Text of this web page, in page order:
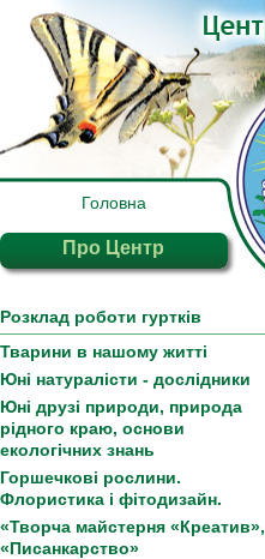
Головна
Про Центр
Розклад роботи гуртків
Тварини в нашому житті
Юні натуралісти - дослідники
Юні друзі природи, природа
рідного краю, основи
екологічних знань
Горшечкові рослини.
Флористика і фітодизайн.
«Творча майстерня «Креатив»,
«Писанкарство»